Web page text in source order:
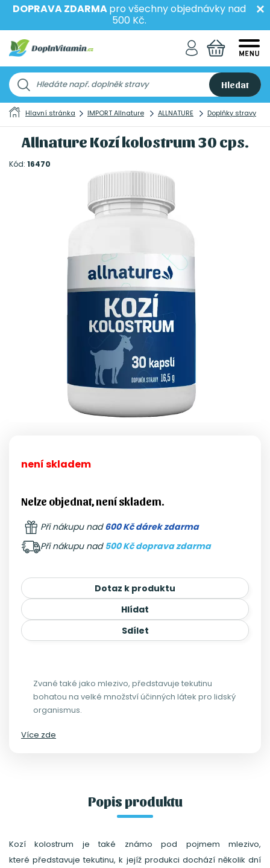
DOPRAVA ZDARMApro všechny objednávky nad
500 Kč.
Hledat
Hlavní stránka IMPORT Allnature ALLNATURE Doplňky stravy
Allnature Kozí kolostrum 30 cps.
Kód: 16470
není skladem
Nelze objednat, není skladem.
Při nákupu nad600 Kč dárek zdarma
Při nákupu nad 500 Kč doprava zdarma
Dotaz k produktu
Hlídat
Sdílet
Zvané také jako mlezivo, představuje tekutinu
bohatou na velké množství účinných látek pro lidský
organismus.
Více zde
Popis produktu
Kozí kolostrum je také známo pod pojmem mlezivo,
které představuje tekutinu, k jejíž produkci dochází několik dní